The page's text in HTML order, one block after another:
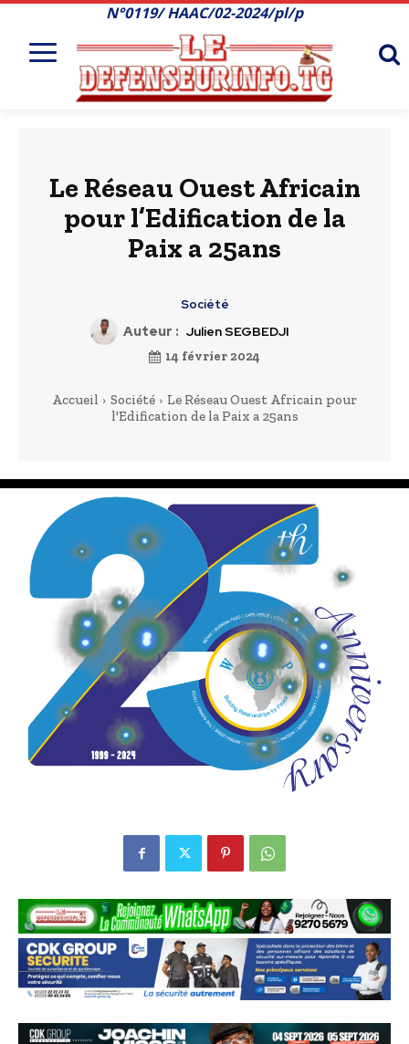
N°0119/ HAAC/02-2024/pl/p
Le Réseau Ouest Africain
pour l’Edification de la
Paix a 25ans
Société
Auteur : Julien SEGBEDJI
14 février 2024
Accueil Société
Le Réseau Ouest Africain pour
l'Edification de la Paix a 25ans